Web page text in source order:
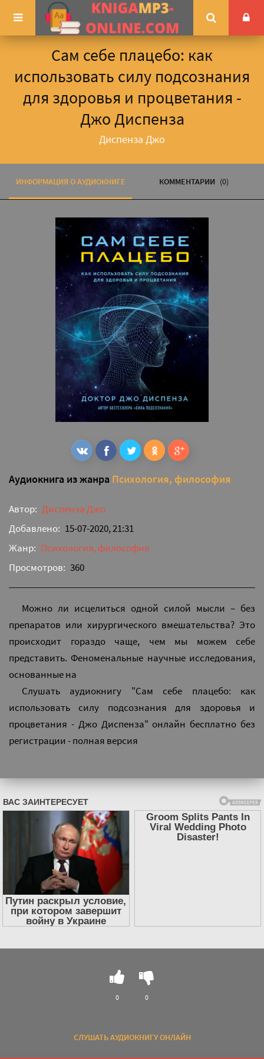
Сам себе плацебо: как
использовать силу подсознания
для здоровья и процветания -
Джо Диспенза
Диспенза Джо
ИНФОРМАЦИЯ О АУДИОКНИГЕ КОММЕНТАРИИ (0)
Аудиокнига из жанра Психология, философия
Автор: Диспенза Джо
Добавлено: 15-07-2020, 21:31
Жанр: Психология, философия
Просмотров: 360
Можно ли исцелиться одной силой мысли – без
препаратов или хирургического вмешательства? Это
происходит гораздо чаще, чем мы можем себе
представить. Феноменальные научные исследования,
основанные на
Слушать аудиокнигу "Сам себе плацебо: как
использовать силу подсознания для здоровья и
процветания - Джо Диспенза" онлайн бесплатно без
регистрации - полная версия
СЛУШАТЬ АУДИОКНИГУ ОНЛАЙН
0 0